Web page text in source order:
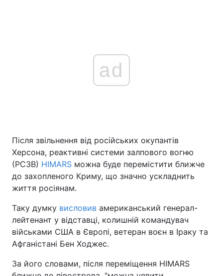
Головна Війна
Україна Політика
Економіка
Спорт Наука
Техно і зв'язок Лайт
Зброя Інциденти
ad
Після звільнення від російських окупантів
Херсона, реактивні системи залпового вогню
(РСЗВ) HIMARS можна буде перемістити ближче
до захопленого Криму, що значно ускладнить
життя росіянам.
Таку думку висловив американський генерал-
лейтенант у відставці, колишній командувач
військами США в Європі, ветеран воєн в Іраку та
Афганістані Бен Ходжес.
За його словами, після переміщення HIMARS